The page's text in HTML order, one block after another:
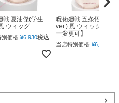
戦 夏油傑(学生
ウィッグ
別価格 ¥6,930税込
呪術廻戦 五条悟(下ろ
ver.) 風 ウィッグ 【カ
ー変更可】
当店特別価格 ¥6,930